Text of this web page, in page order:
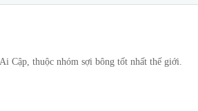
Cập, thuộc nhóm sợi bông tốt nhất thế giới.